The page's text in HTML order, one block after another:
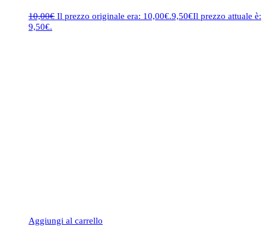
10,00€ Il prezzo originale era: 10,00€.9,50€Il prezzo attuale è:
9,50€.
Aggiungi al carrello